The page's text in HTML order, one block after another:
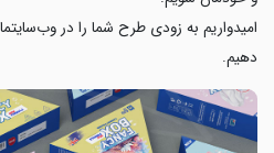
امیدواریم به زودی طرح شما را در
دهیم.